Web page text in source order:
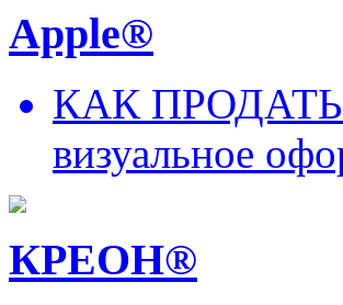
Apple®
КАК
визуальное
КРЕОН®